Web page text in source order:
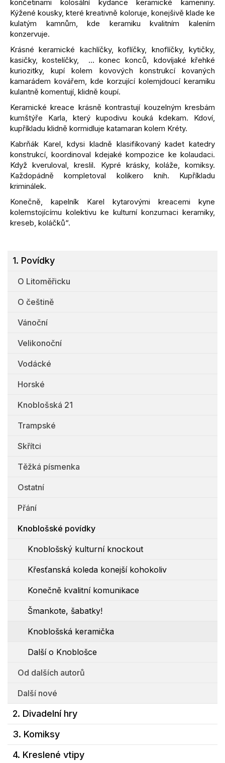
končetinami kolosální kydance keramické kameniny.
Kýžené kousky, které kreativně koloruje, konejšivě klade ke
kulatým kamnům, kde keramiku kvalitním kalením
konzervuje.
Krásné keramické kachlíčky, koflíčky, knoflíčky, kytičky,
kasičky, kostelíčky, … konec konců, kdovíjaké křehké
kuriozitky, kupí kolem kovových konstrukcí kovaných
kamarádem kovářem, kde korzující kolemjdoucí keramiku
kulantně komentují, klidně koupí.
Keramické kreace krásně kontrastují kouzelným kresbám
kumštýře Karla, který kupodivu kouká kdekam. Kdoví,
kupříkladu klidně kormidluje katamaran kolem Kréty.
Kabrňák Karel, kdysi kladně klasifikovaný kadet katedry
konstrukcí, koordinoval kdejaké kompozice ke kolaudaci.
Když kveruloval, kreslil. Kypré krásky, koláže, komiksy.
Každopádně kompletoval kolikero knih. Kupříkladu
kriminálek.
Konečně, kapelník Karel kytarovými kreacemi kyne
kolemstojícímu kolektivu ke kulturní konzumaci keramiky,
kreseb, koláčků“.
1. Povídky
O Litoměřicku
O češtině
Vánoční
Velikonoční
Vodácké
Horské
Knoblošská 21
Trampské
Skřítci
Těžká písmenka
Ostatní
Přání
Knoblošské povídky
Knoblošský kulturní knockout
Křesťanská koleda konejší kohokoliv
Konečně kvalitní komunikace
Šmankote, šabatky!
Knoblošská keramička
Další o Knoblošce
Od dalších autorů
Další nové
2. Divadelní hry
3. Komiksy
4. Kreslené vtipy